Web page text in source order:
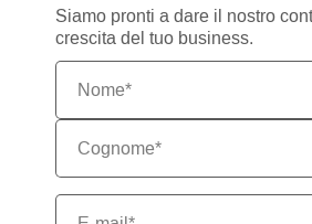
Siamo pronti a dare il nostro
crescita del tuo business.